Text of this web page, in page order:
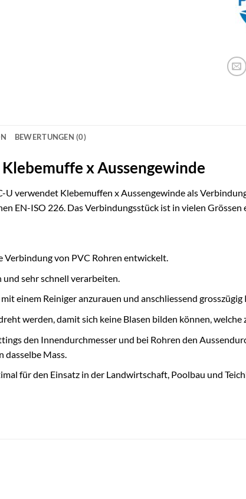
BEWERTUNGEN (0)
x Aussengewinde
U verwendet Klebemuffen x Aussengewinde als
EN-ISO 226. Das Verbindungsstück ist in vielen Grössen
von PVC Rohren entwickelt.
sehr schnell verarbeiten.
einem Reiniger anzurauen und anschliessend
werden, damit sich keine Blasen bilden können,
den Innendurchmesser und bei Rohren den
dasselbe Mass.
für den Einsatz in der Landwirtschaft, Poolbau und